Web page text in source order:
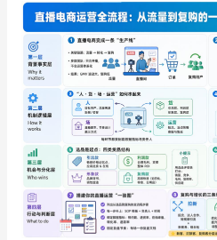
增长俱乐部 有
商家社区 社
合作共进
入驻有赞 认
认证服务商 设
有赞云 数